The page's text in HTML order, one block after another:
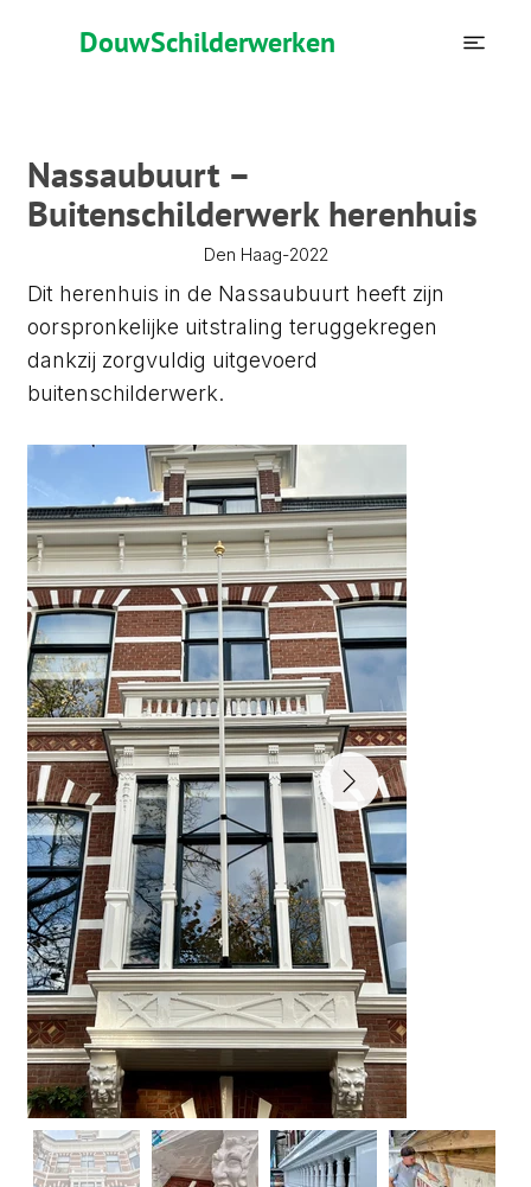
DouwSchilderwerken
Nassaubuurt –
Buitenschilderwerk herenhuis
Den Haag 2022
-
Dit herenhuis in de Nassaubuurt heeft zijn
oorspronkelijke uitstraling teruggekregen
dankzij zorgvuldig uitgevoerd
buitenschilderwerk.